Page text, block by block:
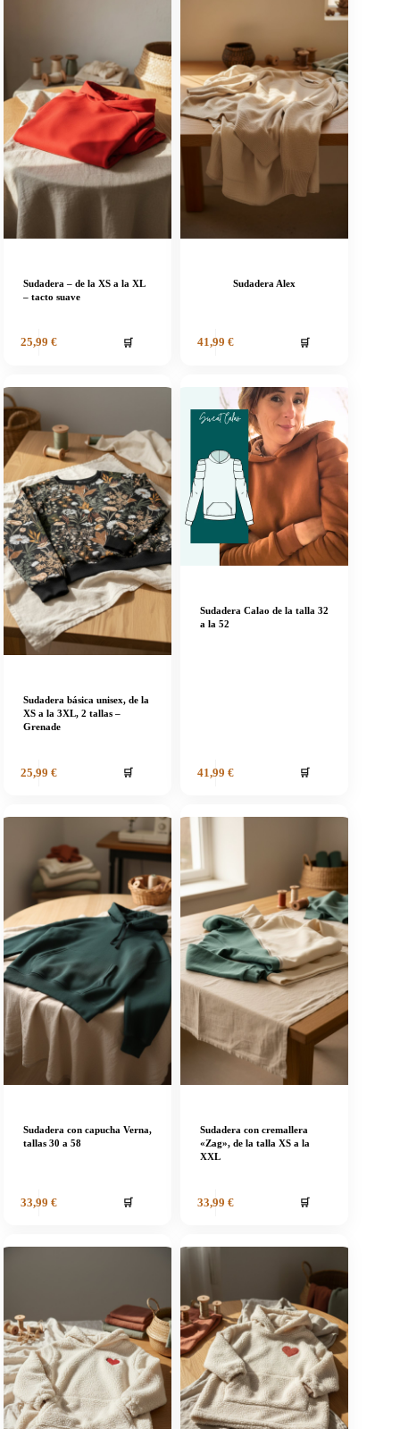
Sudadera – de la XS a la XL
– tacto suave
25,99 € 🛒
Sudadera Alex
41,99 € 🛒
Sudadera básica unisex, de la
XS a la 3XL, 2 tallas –
Grenade
25,99 € 🛒
Sudadera Calao de la talla 32
a la 52
41,99 € 🛒
Sudadera con capucha Verna,
tallas 30 a 58
33,99 € 🛒
Sudadera con cremallera
«Zag», de la talla XS a la
XXL
33,99 € 🛒